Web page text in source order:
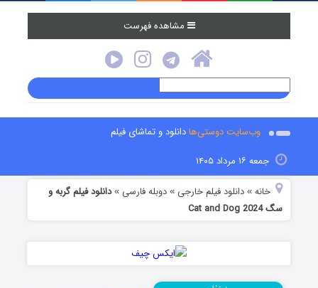
مشاهده فهرست
وب‌سایت دوستی‌هادانلود و تماشای فیلم
جمعه ۱۶ مرداد ۱۴۰۵
خانه »دانلود فیلم خارجی »دوبله فارسی »دانلود فیلم گربه و
سگ Cat and Dog 2024